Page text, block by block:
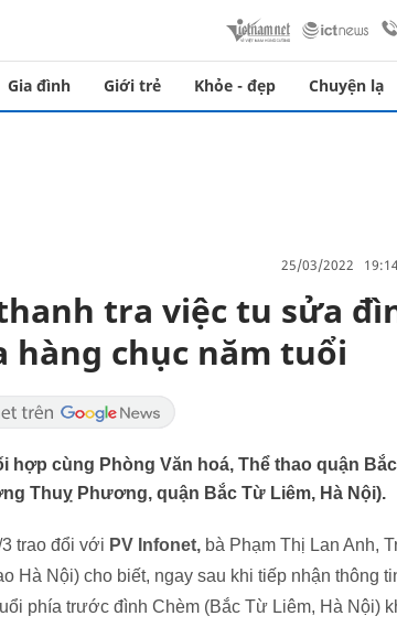
Gia đình Giới trẻ Khỏe - đẹp Chuyện lạ
25/03/2022
tra việc tu sửa
hàng chục năm tuổi
hợp cùng Phòng Văn hoá, Thể thao quận
Thuỵ Phương, quận Bắc Từ Liêm, Hà Nội).
trao đổi với PV Infonet, bà Phạm Thị Lan Anh,
Hà Nội) cho biết, ngay sau khi tiếp nhận thông
phía trước đình Chèm (Bắc Từ Liêm, Hà Nội)